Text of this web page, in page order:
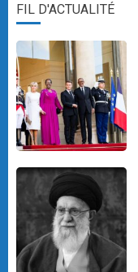
FIL D'ACTUALITÉ